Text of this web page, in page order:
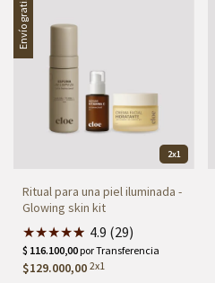
Envío gratis
2x1
Ritual para una piel iluminada -
Glowing skin kit
★★★★★
★ 4.9 (29)
$129.000,00 2x1